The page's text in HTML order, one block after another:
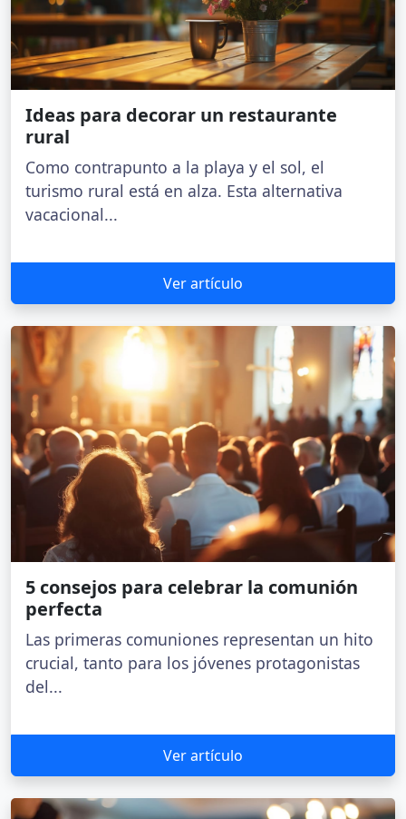
Ideas para decorar un restaurante
rural
Como contrapunto a la playa y el sol, el
turismo rural está en alza. Esta alternativa
vacacional...
Ver artículo
5 consejos para celebrar la comunión
perfecta
Las primeras comuniones representan un hito
crucial, tanto para los jóvenes protagonistas
del...
Ver artículo